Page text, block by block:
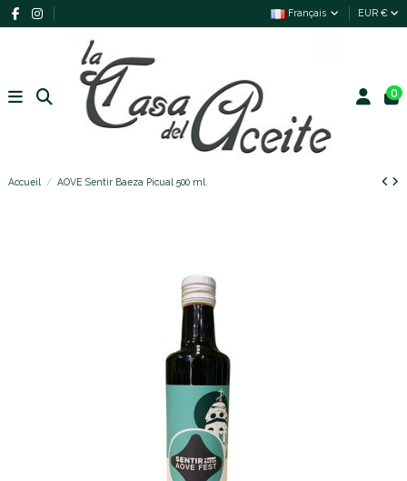
Français EUR €
0
Accueil AOVE Sentir Baeza Picual 500 ml.